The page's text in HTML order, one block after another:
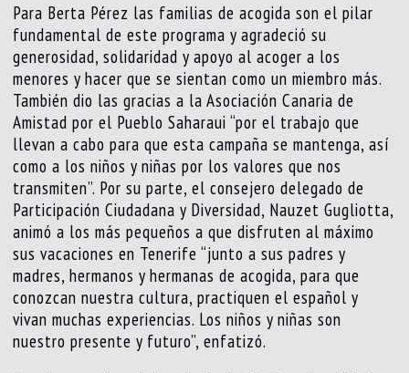
Para Berta Pérez las familias de acogida son el pilar
fundamental de este programa y agradeció su
generosidad, solidaridad y apoyo al acoger a los
menores y hacer que se sientan como un miembro más.
También dio las gracias a la Asociación Canaria de
Amistad por el Pueblo Saharaui “por el trabajo que
llevan a cabo para que esta campaña se mantenga, así
como a los niños y niñas por los valores que nos
transmiten”. Por su parte, el consejero delegado de
Participación Ciudadana y Diversidad, Nauzet Gugliotta,
animó a los más pequeños a que disfruten al máximo
sus vacaciones en Tenerife “junto a sus padres y
madres, hermanos y hermanas de acogida, para que
conozcan nuestra cultura, practiquen el español y
vivan muchas experiencias. Los niños y niñas son
nuestro presente y futuro”, enfatizó.